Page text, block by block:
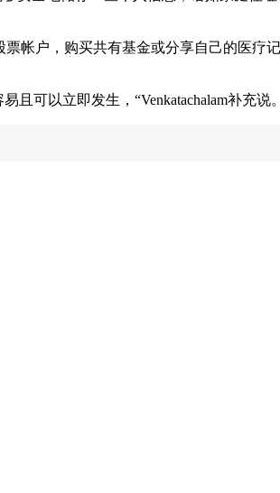
帐户，购买共有基金或分享自己的医疗
可以立即发生，“Venkatachalam补充说。